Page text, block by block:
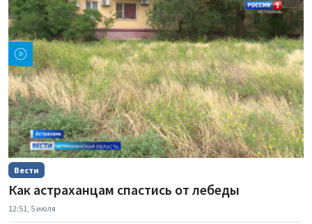
Вести
Как астраханцам спастись от лебеды
12:51, 5 июля